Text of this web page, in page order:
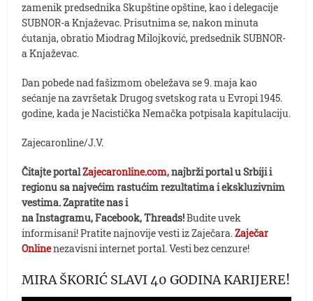
zamenik predsednika Skupštine opštine, kao i delegacije
SUBNOR-a Knjaževac. Prisutnima se, nakon minuta
ćutanja, obratio Miodrag Milojković, predsednik SUBNOR-
a Knjaževac.
Dan pobede nad fašizmom obeležava se 9. maja kao
sećanje na završetak Drugog svetskog rata u Evropi 1945.
godine, kada je Nacistička Nemačka potpisala kapitulaciju.
Zajecaronline/J.V.
Čitajte portalZajecaronline.com,najbrži portal u Srbiji i
regionu sa najvećim rastućim rezultatima i ekskluzivnim
vestima. Zapratite nas i
na Instagramu, Facebook, Threads!Budite uvek
informisani! Pratite najnovije vesti iz Zaječara.Zaječar
Onlinenezavisni internet portal. Vesti bez cenzure!
MIRA ŠKORIĆ SLAVI 40 GODINA KARIJERE!